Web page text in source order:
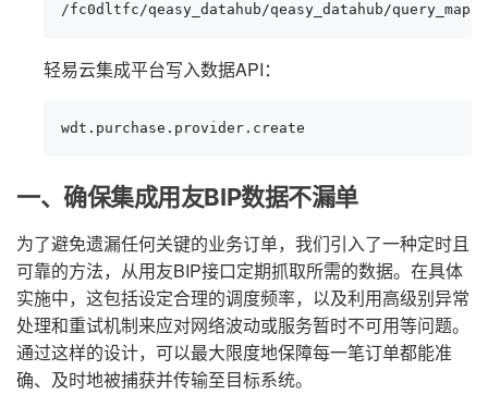
/fc0dltfc/qeasy_datahub/qeasy_datahub/
轻易云集成平台写入数据API：
wdt.purchase.provider.create
一、确保集成用友BIP数据不漏单
为了避免遗漏任何关键的业务订单，我们引入了一种定时且
可靠的方法，从用友BIP接口定期抓取所需的数据。在具体
实施中，这包括设定合理的调度频率，以及利用高级别异常
处理和重试机制来应对网络波动或服务暂时不可用等问题。
通过这样的设计，可以最大限度地保障每一笔订单都能准
确、及时地被捕获并传输至目标系统。